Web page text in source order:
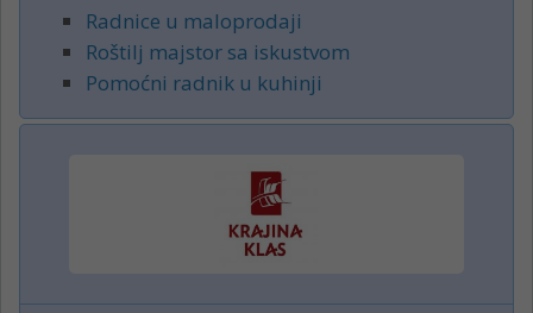
Radnice u maloprodaji
Roštilj majstor sa iskustvom
Pomoćni radnik u kuhinji